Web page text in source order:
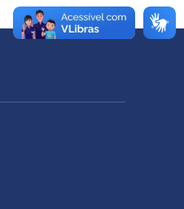
Voltar ao topo